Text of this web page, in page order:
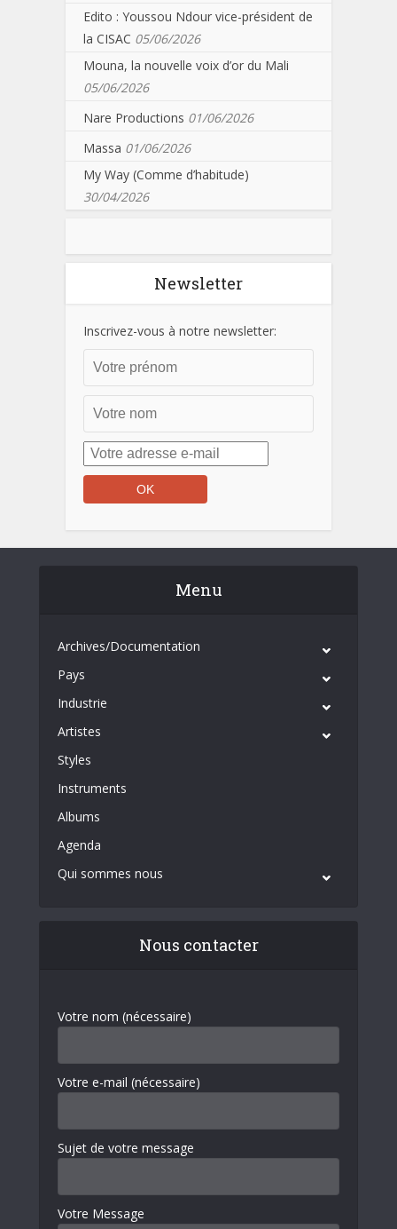
Edito : Youssou Ndour vice-président de
la CISAC 05/06/2026
Mouna, la nouvelle voix d’or du Mali
05/06/2026
Nare Productions 01/06/2026
Massa 01/06/2026
My Way (Comme d’habitude)
30/04/2026
Newsletter
Inscrivez-vous à notre newsletter:
Menu
Archives/Documentation
Pays
Industrie
Artistes
Styles
Instruments
Albums
Agenda
Qui sommes nous
Nous contacter
Votre nom (nécessaire)
Votre e-mail (nécessaire)
Sujet de votre message
Votre Message